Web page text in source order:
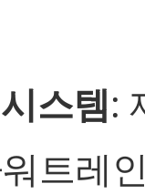
스템:
트레